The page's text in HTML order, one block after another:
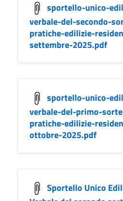
sportello-unico-
verbale-del-secondo-
pratiche-edilizie-
settembre-2025.pdf
sportello-unico-
verbale-del-primo-
pratiche-edilizie-
ottobre-2025.pdf
Sportello Unico